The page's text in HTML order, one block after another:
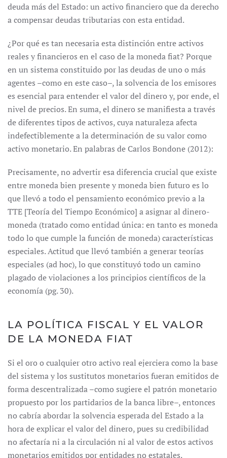
deuda más del Estado: un activo financiero que da derecho
a compensar deudas tributarias con esta entidad.
¿Por qué es tan necesaria esta distinción entre activos
reales y financieros en el caso de la moneda fiat? Porque
en un sistema constituido por las deudas de uno o más
agentes –como en este caso–, la solvencia de los emisores
es esencial para entender el valor del dinero y, por ende, el
nivel de precios. En suma, el dinero se manifiesta a través
de diferentes tipos de activos, cuya naturaleza afecta
indefectiblemente a la determinación de su valor como
activo monetario. En palabras de Carlos Bondone (2012):
Precisamente, no advertir esa diferencia crucial que existe
entre moneda bien presente y moneda bien futuro es lo
que llevó a todo el pensamiento económico previo a la
TTE [Teoría del Tiempo Económico] a asignar al dinero-
moneda (tratado como entidad única: en tanto es moneda
todo lo que cumple la función de moneda) características
especiales. Actitud que llevó también a generar teorías
especiales (ad hoc), lo que constituyó todo un camino
plagado de violaciones a los principios científicos de la
economía (pg. 30).
LA POLÍTICA FISCAL Y EL VALOR
DE LA MONEDA FIAT
Si el oro o cualquier otro activo real ejerciera como la base
del sistema y los sustitutos monetarios fueran emitidos de
forma descentralizada –como sugiere el patrón monetario
propuesto por los partidarios de la banca libre–, entonces
no cabría abordar la solvencia esperada del Estado a la
hora de explicar el valor del dinero, pues su credibilidad
no afectaría ni a la circulación ni al valor de estos activos
monetarios emitidos por entidades no estatales.